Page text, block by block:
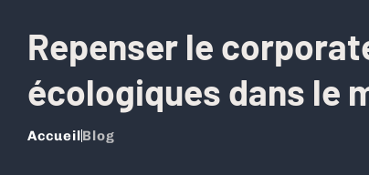
Repenser le
écologiques dans le
AccueilBlog